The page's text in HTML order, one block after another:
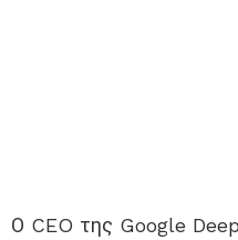
Ο CEO της Google